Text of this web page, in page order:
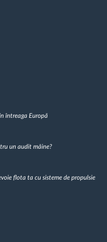
întreaga Europă
un audit mâine?
flota ta cu sisteme de propulsie